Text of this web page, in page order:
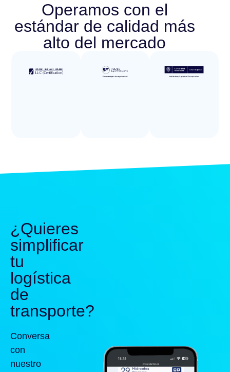
Operamos con el
estándar de calidad más
alto del mercado
¿Quieres
simplificar
tu
logística
de
transporte?
Conversa
con
nuestro